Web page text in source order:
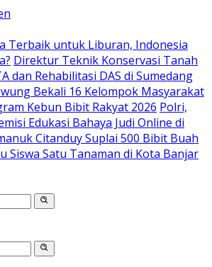
Terbaik untuk Liburan, Indonesia
Direktur Teknik Konservasi Tanah
dan Rehabilitasi DAS di Sumedang
Bekali 16 Kelompok Masyarakat
Kebun Bibit Rakyat 2026 Polri,
Edukasi Bahaya Judi Online di
Citanduy Suplai 500 Bibit Buah
Siswa Satu Tanaman di Kota Banjar